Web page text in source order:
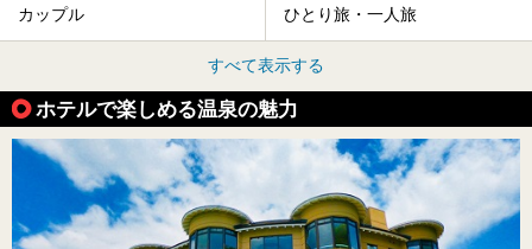
カップル ひとり旅・一人旅
すべて表示する
ホテルで楽しめる温泉の魅力